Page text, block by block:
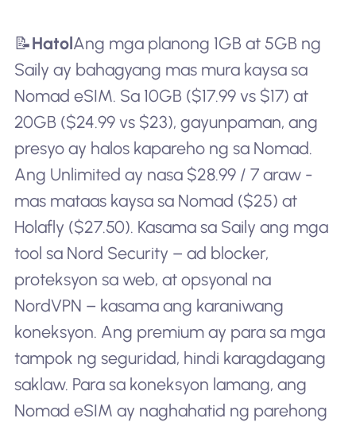
📝HatolAng mga planong 1GB at 5GB ng
Saily ay bahagyang mas mura kaysa sa
Nomad eSIM. Sa 10GB ($17.99 vs $17) at
20GB ($24.99 vs $23), gayunpaman, ang
presyo ay halos kapareho ng sa Nomad.
Ang Unlimited ay nasa $28.99 / 7 araw -
mas mataas kaysa sa Nomad ($25) at
Holafly ($27.50). Kasama sa Saily ang mga
tool sa Nord Security – ad blocker,
proteksyon sa web, at opsyonal na
NordVPN – kasama ang karaniwang
koneksyon. Ang premium ay para sa mga
tampok ng seguridad, hindi karagdagang
saklaw. Para sa koneksyon lamang, ang
Nomad eSIM ay naghahatid ng parehong